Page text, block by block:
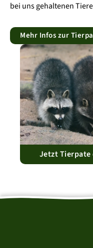
bei uns gehaltenen
Mehr Infos zur
Jetzt Tierpate